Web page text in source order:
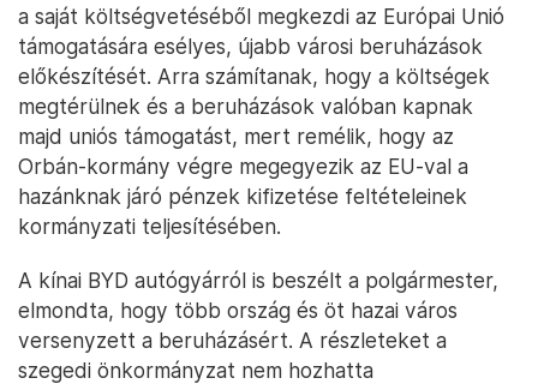
a saját költségvetéséből megkezdi az Európai Unió
támogatására esélyes, újabb városi beruházások
előkészítését. Arra számítanak, hogy a költségek
megtérülnek és a beruházások valóban kapnak
majd uniós támogatást, mert remélik, hogy az
Orbán-kormány végre megegyezik az EU-val a
hazánknak járó pénzek kifizetése feltételeinek
kormányzati teljesítésében.
A kínai BYD autógyárról is beszélt a polgármester,
elmondta, hogy több ország és öt hazai város
versenyzett a beruházásért. A részleteket a
szegedi önkormányzat nem hozhatta